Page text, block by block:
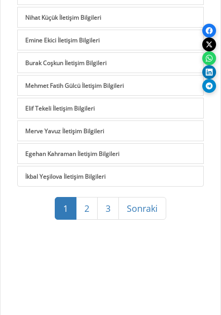
Nihat Küçük İletişim Bilgileri
Emine Ekici İletişim Bilgileri
Burak Coşkun İletişim Bilgileri
Mehmet Fatih Gülcü İletişim Bilgileri
Elif Tekeli İletişim Bilgileri
Merve Yavuz İletişim Bilgileri
Egehan Kahraman İletişim Bilgileri
İkbal Yeşilova İletişim Bilgileri
1 2 3 Sonraki